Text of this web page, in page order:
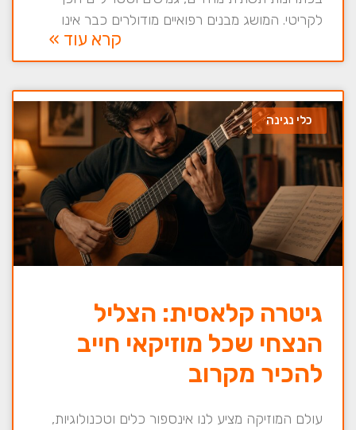
לקריטי. המושג מבנים רפואיים מודולרים כבר אינו
קרא עוד »
כלי נגינה
גיטרה קלאסית: הצליל
הנצחי שכל מוזיקאי חייב
להכיר מקרוב
עולם המוזיקה מציע לנו אינספור כלים וטכנולוגיות,